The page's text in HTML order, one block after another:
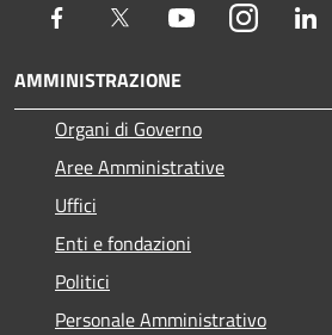
Facebook Twitter YoutubeInstagram
AMMINISTRAZIONE
Organi di Governo
Aree Amministrative
Uffici
Enti e fondazioni
Politici
Personale Amministrativo